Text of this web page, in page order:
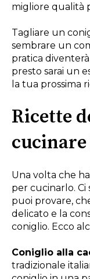
migliore qualità
Tagliare un
sembrare un
pratica
presto sarai un
la tua prossima
Ricette
Una volta che
per cucinarlo.
puoi provare,
delicato e la
coniglio. Ecco
Coniglio alla
tradizionale